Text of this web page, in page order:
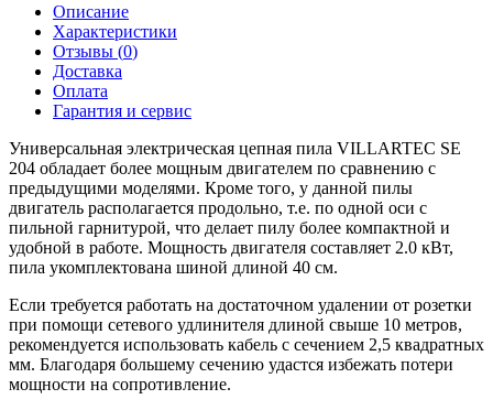
Описание
Характеристики
Отзывы (0)
Доставка
Оплата
Гарантия и сервис
Универсальная электрическая цепная пила VILLARTEC SE
204 обладает более мощным двигателем по сравнению с
предыдущими моделями. Кроме того, у данной пилы
двигатель располагается продольно, т.е. по одной оси с
пильной гарнитурой, что делает пилу более компактной и
удобной в работе. Мощность двигателя составляет 2.0 кВт,
пила укомплектована шиной длиной 40 см.
Если требуется работать на достаточном удалении от розетки
при помощи сетевого удлинителя длиной свыше 10 метров,
рекомендуется использовать кабель с сечением 2,5 квадратных
мм. Благодаря большему сечению удастся избежать потери
мощности на сопротивление.